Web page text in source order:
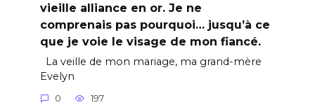
vieille alliance en or. Je ne
comprenais pas pourquoi… jusqu’à ce
que je voie le visage de mon fiancé.
La veille de mon mariage, ma grand-mère
Evelyn
0 197